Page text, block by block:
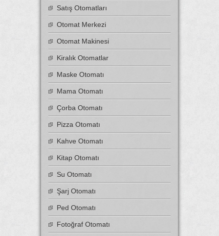
Satış Otomatları
Otomat Merkezi
Otomat Makinesi
Kiralık Otomatlar
Maske Otomatı
Mama Otomatı
Çorba Otomatı
Pizza Otomatı
Kahve Otomatı
Kitap Otomatı
Su Otomatı
Şarj Otomatı
Ped Otomatı
Fotoğraf Otomatı